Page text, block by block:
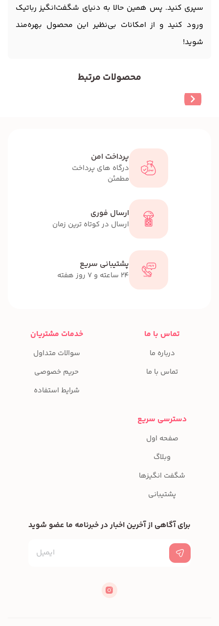
سپری کنید. پس همین حالا به دنیای شگفت‌انگیز رباتیک
ورود کنید و از امکانات بی‌نظیر این محصول بهره‌مند
شوید!
محصولات مرتبط
پرداخت امن
درگاه های پرداخت
مطمئن
ارسال فوری
ارسال در کوتاه ترین زمان
پشتیبانی سریع
24 ساعته و 7 روز هفته
تماس با ما
درباره ما
تماس با ما
خدمات مشتریان
سوالات متداول
حریم خصوصی
شرایط استفاده
دسترسی سریع
صفحه اول
وبلاگ
شگفت انگیزها
پشتیبانی
برای آگاهی از آخرین اخبار در خبرنامه ما عضو شوید